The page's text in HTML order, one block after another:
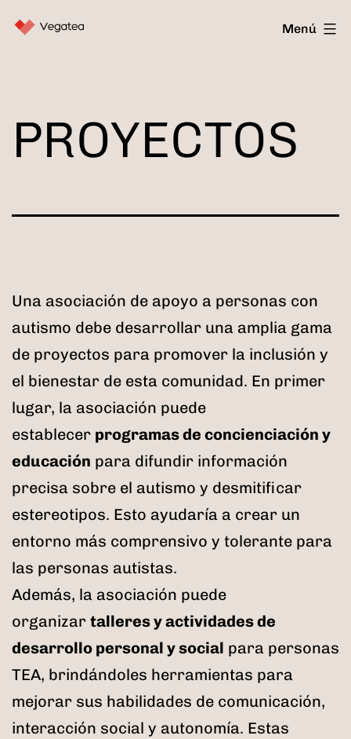
Vegatea Menú
PROYECTOS
Una asociación de apoyo a personas con
autismo debe desarrollar una amplia gama
de proyectos para promover la inclusión y
el bienestar de esta comunidad. En primer
lugar, la asociación puede
establecer programas de concienciación y
educación para difundir información
precisa sobre el autismo y desmitificar
estereotipos. Esto ayudaría a crear un
entorno más comprensivo y tolerante para
las personas autistas.
Además, la asociación puede
organizar talleres y actividades de
desarrollo personal y social para personas
TEA, brindándoles herramientas para
mejorar sus habilidades de comunicación,
interacción social y autonomía. Estas